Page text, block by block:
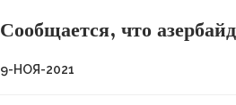
Сообщается, что
9-НОЯ-2021